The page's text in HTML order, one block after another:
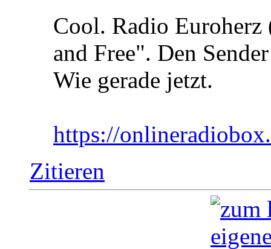
Cool. Radio
and Free". Den
Wie gerade jetzt.
https://
Zitieren